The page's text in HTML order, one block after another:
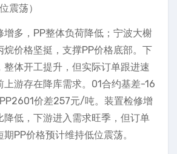
震荡）
增多，PP整体负荷降低；宁波大榭
烷价格坚挺，支撑PP价格底部。下
整体开工提升，但实际订单跟进速
上游存在降库需求。01合约基差-16
价差257元/吨。装置检修增
降低，下游进入需求旺季，但订单
PP价格预计维持低位震荡。